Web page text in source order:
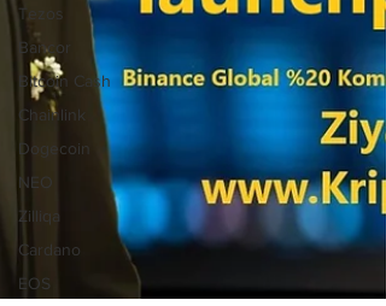
Tezos
Bancor
Bitcoin Cash
Chainlink
Dogecoin
NEO
Zilliqa
Cardano
EOS